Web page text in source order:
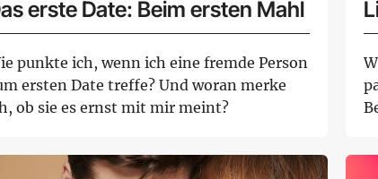
erste Date: Beim ersten Mahl
punkte ich, wenn ich eine fremde Person
ersten Date treffe? Und woran merke
ob sie es ernst mit mir meint?